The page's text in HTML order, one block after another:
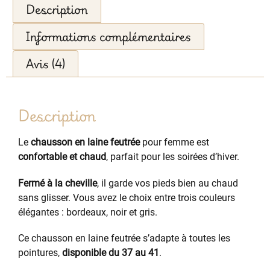
Description
Informations complémentaires
Avis (4)
Description
Le chausson en laine feutréepour femme est
confortable et chaud, parfait pour les soirées d’hiver.
Fermé à la cheville, il garde vos pieds bien au chaud
sans glisser. Vous avez le choix entre trois couleurs
élégantes : bordeaux, noir et gris.
Ce chausson en laine feutrée s’adapte à toutes les
pointures, disponible du 37 au 41.